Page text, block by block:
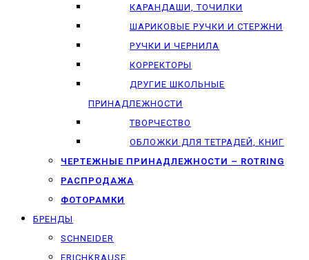
КАРАНДАШИ, ТОЧИЛКИ
ШАРИКОВЫЕ РУЧКИ И СТЕРЖНИ
РУЧКИ И ЧЕРНИЛА
КОРРЕКТОРЫ
ДРУГИЕ ШКОЛЬНЫЕ
ПРИНАДЛЕЖНОСТИ
ТВОРЧЕСТВО
ОБЛОЖКИ ДЛЯ ТЕТРАДЕЙ, КНИГ
ЧЕРТЕЖНЫЕ ПРИНАДЛЕЖНОСТИ – ROTRING
РАСПРОДАЖА
ФОТОРАМКИ
БРЕНДЫ
SCHNEIDER
ERICHKRAUSE